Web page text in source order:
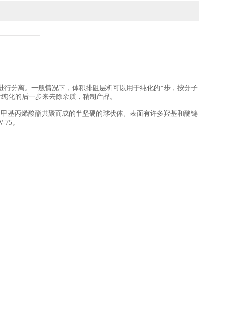
行分离。一般情况下，体积排阻层析可以用于纯化的*步，按分子
化的后一步来去除杂质，精制产品。
基丙烯酸酯共聚而成的半坚硬的球状体。表面有许多羟基和醚键
75。